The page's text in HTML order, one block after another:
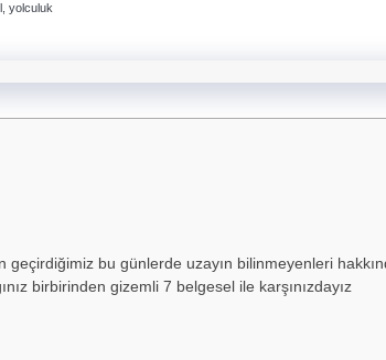
yolculuk
bu günlerde uzayın bilinmeyenleri
birbirinden gizemli 7 belgesel ile karşınızdayız